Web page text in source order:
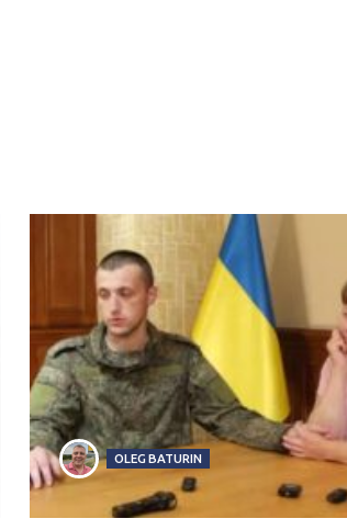
OLEG BATURIN